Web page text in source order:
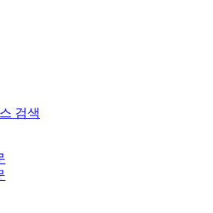
검색